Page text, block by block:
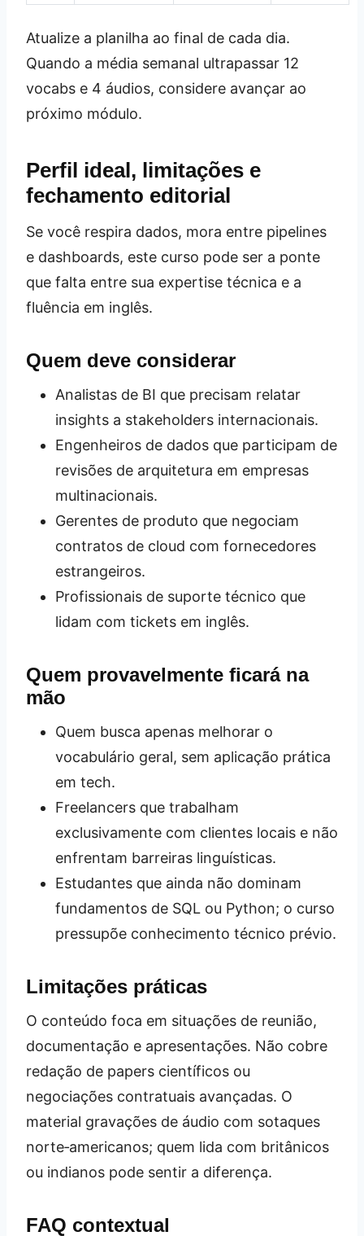
Atualize a planilha ao final de cada dia.
Quando a média semanal ultrapassar 12
vocabs e 4 áudios, considere avançar ao
próximo módulo.
Perfil ideal, limitações e
fechamento editorial
Se você respira dados, mora entre pipelines
e dashboards, este curso pode ser a ponte
que falta entre sua expertise técnica e a
fluência em inglês.
Quem deve considerar
Analistas de BI que precisam relatar
insights a stakeholders internacionais.
Engenheiros de dados que participam de
revisões de arquitetura em empresas
multinacionais.
Gerentes de produto que negociam
contratos de cloud com fornecedores
estrangeiros.
Profissionais de suporte técnico que
lidam com tickets em inglês.
Quem provavelmente ficará na
mão
Quem busca apenas melhorar o
vocabulário geral, sem aplicação prática
em tech.
Freelancers que trabalham
exclusivamente com clientes locais e não
enfrentam barreiras linguísticas.
Estudantes que ainda não dominam
fundamentos de SQL ou Python; o curso
pressupõe conhecimento técnico prévio.
Limitações práticas
O conteúdo foca em situações de reunião,
documentação e apresentações. Não cobre
redação de papers científicos ou
negociações contratuais avançadas. O
material gravações de áudio com sotaques
norte‑americanos; quem lida com britânicos
ou indianos pode sentir a diferença.
FAQ contextual